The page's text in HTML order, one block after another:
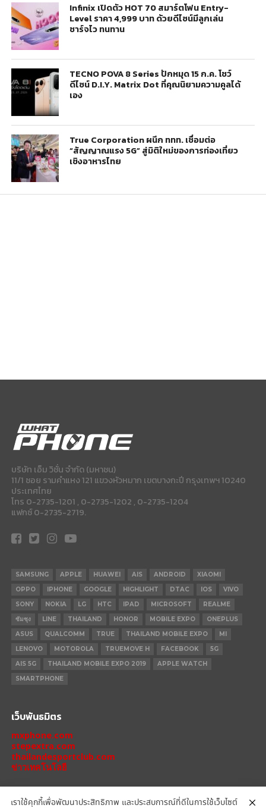
Infinix เปิดตัว HOT 70 สมาร์ตโฟน Entry-
Level ราคา 4,999 บาท ด้วยดีไซน์มีลูกเล่น
ชาร์จไว ทนทาน
TECNO POVA 8 Series ปักหมุด 15 ก.ค. โชว์
ดีไซน์ D.I.Y. Matrix Dot ที่คุณนิยามความคูลได้
เอง
True Corporation ผนึก ททท. เชื่อมต่อ
“สัญญาณแรง 5G” สู่มิติใหม่ของการท่องเที่ยว
เชิงอาหารไทย
บริษัท เอ็ม วิชั่น จำกัด (มหาชน)
11/1 ซอย รามคำแหง 121 แขวงหัวหมาก เขตบางกะปี กรุงเทพฯ 10240
ประเทศไทย
โทร 0-2735-1201 , 0-2735-1202 , 0-2735-1204
แฟกซ์ 0-2735-2719.
SAMSUNG APPLE HUAWEI AIS ANDROID
XIAOMI
OPPO
IPHONE GOOGLE HIGHLIGHT DTAC IOS
VIVO
SONY
NOKIA LG HTC IPAD MICROSOFT
REALME
ซัมซุง
LINE THAILAND HONOR MOBILE EXPO
ONEPLUS
ASUS
QUALCOMM TRUE THAILAND MOBILE EXPO
MI
LENOVO
MOTOROLA TRUEMOVE H FACEBOOK
5G
AIS 5G
THAILAND MOBILE EXPO 2019
APPLE WATCH
SMARTPHONE
เว็บพันธมิตร
mxphone.com
stepextra.com
thailandesportclub.com
ข่าวเทคโนโลยี
เราใช้คุกกี้เพื่อพัฒนาประสิทธิภาพ และประสบการณ์ที่ดีในการใช้เว็บไซต์